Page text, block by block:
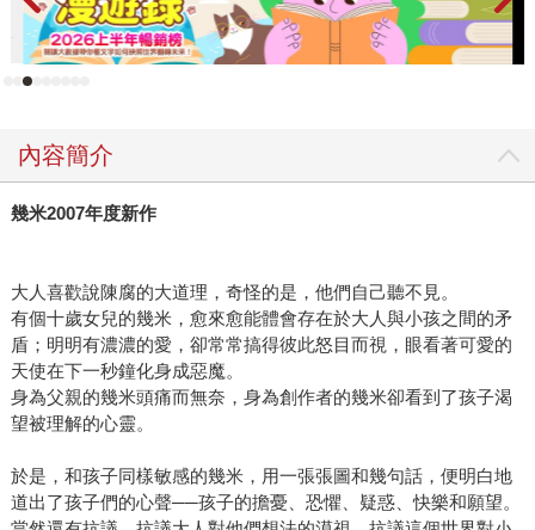
內容簡介
幾米2007年度新作
大人喜歡說陳腐的大道理，奇怪的是，他們自己聽不見。
有個十歲女兒的幾米，愈來愈能體會存在於大人與小孩之間的矛
盾；明明有濃濃的愛，卻常常搞得彼此怒目而視，眼看著可愛的
天使在下一秒鐘化身成惡魔。
身為父親的幾米頭痛而無奈，身為創作者的幾米卻看到了孩子渴
望被理解的心靈。
於是，和孩子同樣敏感的幾米，用一張張圖和幾句話，便明白地
道出了孩子們的心聲──孩子的擔憂、恐懼、疑惑、快樂和願望。